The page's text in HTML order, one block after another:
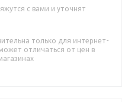
с вами и уточнят
только для интернет-
отличаться от цен в